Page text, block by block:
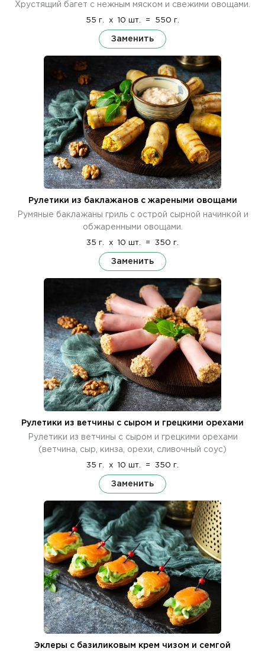
Хрустящий багет с нежным мяском и свежими овощами.
55 г. x 10 шт. = 550 г.
Заменить
Рулетики из баклажанов с жареными овощами
Румяные баклажаны гриль с острой сырной начинкой и
обжаренными овощами.
35 г. x 10 шт. = 350 г.
Заменить
Рулетики из ветчины с сыром и грецкими орехами
Рулетики из ветчины с сыром и грецкими орехами
(ветчина, сыр, кинза, орехи, сливочный соус)
35 г. x 10 шт. = 350 г.
Заменить
Эклеры с базиликовым крем чизом и семгой